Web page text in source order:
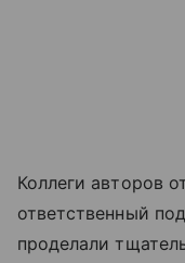
Коллеги авторов
ответственный
проделали